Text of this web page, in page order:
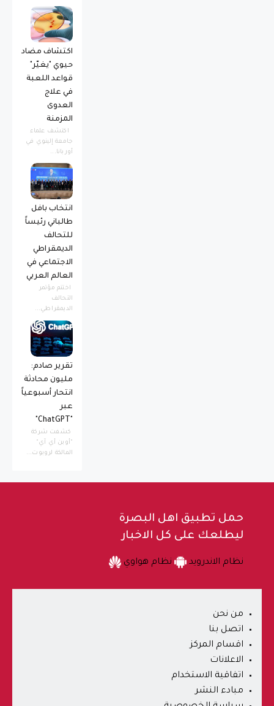
اكتشاف مضاد
حيوي "يغيّر"
قواعد اللعبة
في علاج
العدوى
المزمنة
اكتشف علماء
جامعة إلينوي في
أوربانا...
انتخاب بافل
طالباني رئيساً
للتحالف
الديمقراطي
الاجتماعي في
العالم العربي
اختتم مؤتمر
التحالف
الديمقراطي...
تقرير صادم:
مليون محادثة
انتحار أسبوعياً
عبر
"ChatGPT"
كشفت شركة
"أوبن أي آي"
المالكة لروبوت...
حمل تطبيق اهل البصرة
ليطلعك على كل الاخبار
نظام الاندرويد نظام هواوي
من نحن
اتصل بنا
اقسام المركز
الاعلانات
اتفاقية الاستخدام
مبادء النشر